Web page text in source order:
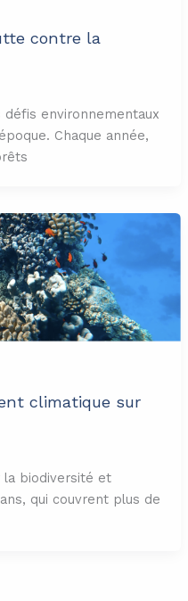
contre la
environnementaux
Chaque année,
climatique sur
la biodiversité et
qui couvrent plus de